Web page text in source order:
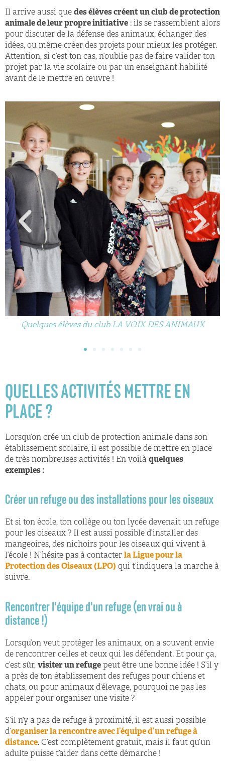
Il arrive aussi que des élèves créent un club de protection
animale de leur propre initiative : ils se rassemblent alors
pour discuter de la défense des animaux, échanger des
idées, ou même créer des projets pour mieux les protéger.
Attention, si c’est ton cas, n’oublie pas de faire valider ton
projet par la vie scolaire ou par un enseignant habilité
avant de le mettre en œuvre !
Quelques élèves du club LA VOIX DES ANIMAUX
QUELLES ACTIVITÉS METTRE EN
PLACE ?
Lorsqu’on crée un club de protection animale dans son
établissement scolaire, il est possible de mettre en place
de très nombreuses activités ! En voilà quelques
exemples :
Créer un refuge ou des installations pour les oiseaux
Et si ton école, ton collège ou ton lycée devenait un refuge
pour les oiseaux ? Il est aussi possible d’installer des
mangeoires, des nichoirs pour les oiseaux qui vivent à
l’école ! N’hésite pas à contacter la Ligue pour la
Protection des Oiseaux (LPO) qui t’indiquera la marche à
suivre.
Rencontrer l'équipe d'un refuge (en vrai ou à
distance !)
Lorsqu’on veut protéger les animaux, on a souvent envie
de rencontrer celles et ceux qui les défendent. Et pour ça,
c’est sûr, visiter un refuge peut être une bonne idée ! S’il y
a près de ton établissement des refuges pour chiens et
chats, ou pour animaux d’élevage, pourquoi ne pas les
appeler pour organiser une visite ?
S’il n’y a pas de refuge à proximité, il est aussi possible
d’organiser la rencontre avec l’équipe d’un refuge à
distance. C’est complètement gratuit, mais il faut qu’un
adulte puisse t’aider dans cette démarche !